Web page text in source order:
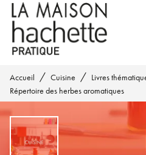
MENU RECHERCHE
PIED DE PAGE
Accueil / Cuisine / Livres
Répertoire des herbes aromatiques